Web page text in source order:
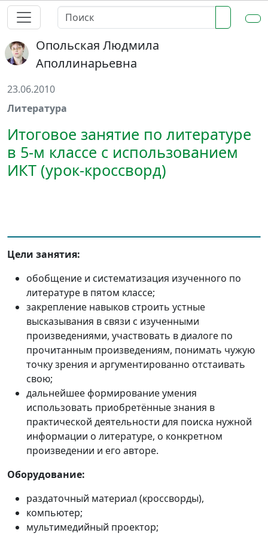
Опольская Людмила
Аполлинарьевна
23.06.2010
Литература
Итоговое занятие по литературе
в 5-м классе с использованием
ИКТ (урок-кроссворд)
Цели занятия:
обобщение и систематизация изученного по
литературе в пятом классе;
закрепление навыков строить устные
высказывания в связи с изученными
произведениями, участвовать в диалоге по
прочитанным произведениям, понимать чужую
точку зрения и аргументированно отстаивать
свою;
дальнейшее формирование умения
использовать приобретённые знания в
практической деятельности для поиска нужной
информации о литературе, о конкретном
произведении и его авторе.
Оборудование:
раздаточный материал (кроссворды),
компьютер;
мультимедийный проектор;